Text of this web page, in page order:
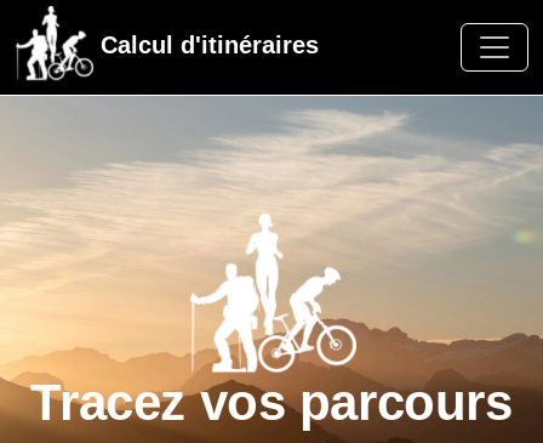
Calcul d'itinéraires
Tracez vos parcours